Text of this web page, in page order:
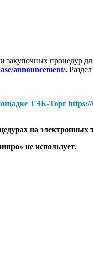
закупочных
announcement/.
ТЭК-Торг
на электронных
не использует.